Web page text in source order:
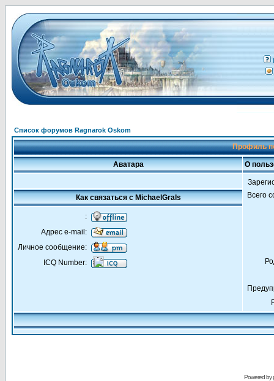
Список форумов Ragnarok Oskom
Профиль
Аватара О
Всего
Как связаться с MichaelGrals
:
Адрес e-mail:
Личное сообщение:
ICQ Number:
Powered by